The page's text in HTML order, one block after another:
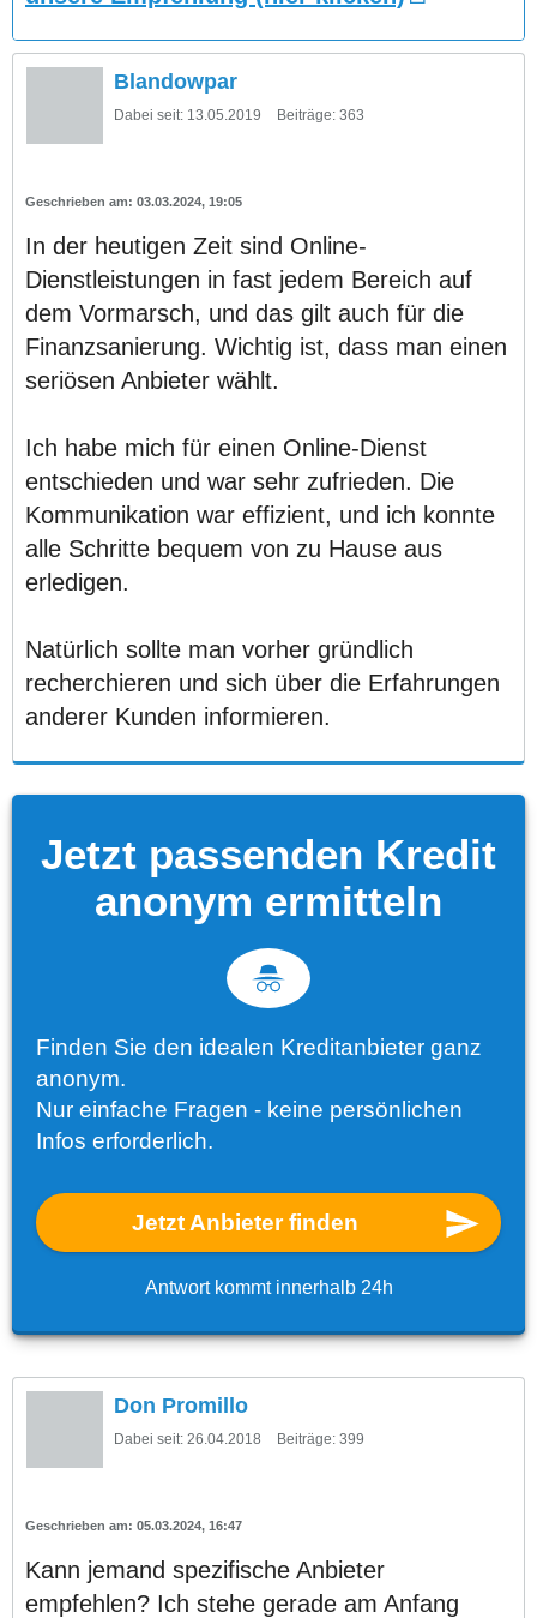
Blandowpar
Dabei seit: 13.05.2019 Beiträge: 363
03.03.2024, 19:05
In der heutigen Zeit sind Online-
Dienstleistungen in fast jedem Bereich auf
dem Vormarsch, und das gilt auch für die
Finanzsanierung. Wichtig ist, dass man einen
seriösen Anbieter wählt.
Ich habe mich für einen Online-Dienst
entschieden und war sehr zufrieden. Die
Kommunikation war effizient, und ich konnte
alle Schritte bequem von zu Hause aus
erledigen.
Natürlich sollte man vorher gründlich
recherchieren und sich über die Erfahrungen
anderer Kunden informieren.
Jetzt passenden Kredit
anonym ermitteln
Finden Sie den idealen Kreditanbieter ganz
anonym.
Nur einfache Fragen - keine persönlichen
Infos erforderlich.
Jetzt Anbieter finden
Antwort kommt innerhalb 24h
Don Promillo
Dabei seit: 26.04.2018 Beiträge: 399
05.03.2024, 16:47
Kann jemand spezifische Anbieter
empfehlen? Ich stehe gerade am Anfang